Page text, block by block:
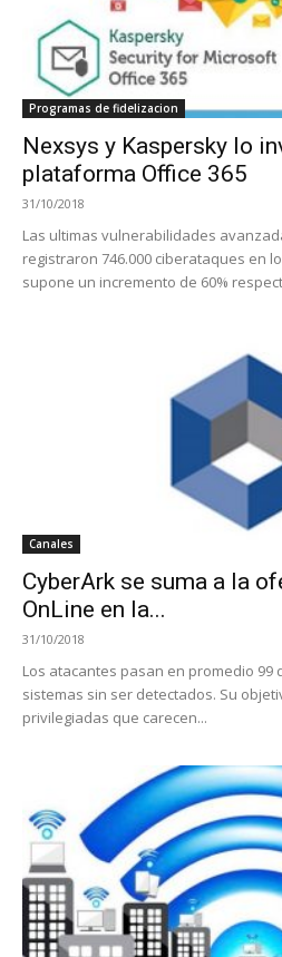
Programas de fidelizacion
Nexsys y Kaspersky lo
plataforma Office 365
31/10/2018
Las ultimas vulnerabilidades
registraron 746.000 ciberataques en
supone un incremento de 60%
Canales
CyberArk se suma a la
OnLine en la...
31/10/2018
Los atacantes pasan en promedio
sistemas sin ser detectados. Su
privilegiadas que carecen...